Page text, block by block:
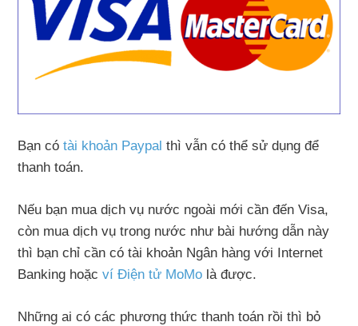
Bạn cótài khoản Paypal thì vẫn có thể sử dụng để
thanh toán.
Nếu bạn mua dịch vụ nước ngoài mới cần đến Visa,
còn mua dịch vụ trong nước như bài hướng dẫn này
thì bạn chỉ cần có tài khoản Ngân hàng với Internet
Banking hoặcví Điện tử MoMo là được.
Những ai có các phương thức thanh toán rồi thì bỏ